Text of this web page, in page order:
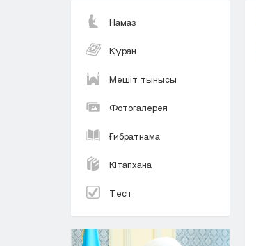
Намаз
Құран
Мешіт тынысы
Фотогалерея
Ғибратнама
Кітапхана
Тест